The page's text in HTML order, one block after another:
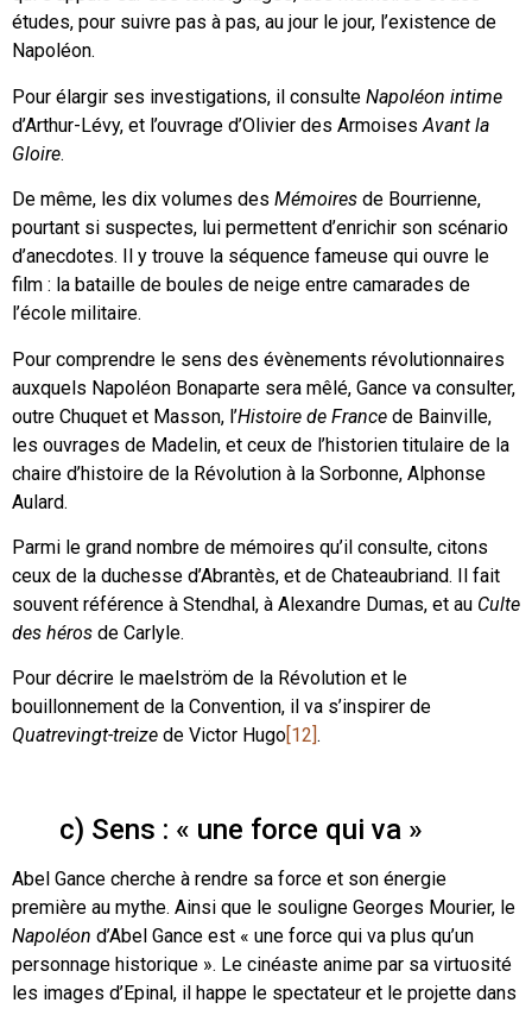
études, pour suivre pas à pas, au jour le jour, l’existence de
Napoléon.
Pour élargir ses investigations, il consulte Napoléon intime
d’Arthur-Lévy, et l’ouvrage d’Olivier des ArmoisesAvant la
Gloire.
De même, les dix volumes des Mémoires de Bourrienne,
pourtant si suspectes, lui permettent d’enrichir son scénario
d’anecdotes. Il y trouve la séquence fameuse qui ouvre le
film : la bataille de boules de neige entre camarades de
l’école militaire.
Pour comprendre le sens des évènements révolutionnaires
auxquels Napoléon Bonaparte sera mêlé, Gance va consulter,
outre Chuquet et Masson, l’Histoire de France de Bainville,
les ouvrages de Madelin, et ceux de l’historien titulaire de la
chaire d’histoire de la Révolution à la Sorbonne, Alphonse
Aulard.
Parmi le grand nombre de mémoires qu’il consulte, citons
ceux de la duchesse d’Abrantès, et de Chateaubriand. Il fait
souvent référence à Stendhal, à Alexandre Dumas, et au Culte
des héros de Carlyle.
Pour décrire le maelström de la Révolution et le
bouillonnement de la Convention, il va s’inspirer de
Quatrevingt-treize de Victor Hugo [12] .
c) Sens : « une force qui va »
Abel Gance cherche à rendre sa force et son énergie
première au mythe. Ainsi que le souligne Georges Mourier, le
Napoléon d’Abel Gance est « une force qui va plus qu’un
personnage historique ». Le cinéaste anime par sa virtuosité
les images d’Epinal, il happe le spectateur et le projette dans